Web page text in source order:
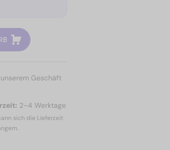
Geschäft
2–4 Werktage
sich die Lieferzeit